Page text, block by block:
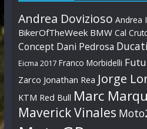
Andrea Dovizioso Andrea
BikerOfTheWeek BMW Cal
Concept Dani Pedrosa Ducati
Eicma 2017 Franco Morbidelli
Zarco Jonathan Rea Jorge
KTM Red Bull Marc
Maverick Vinales